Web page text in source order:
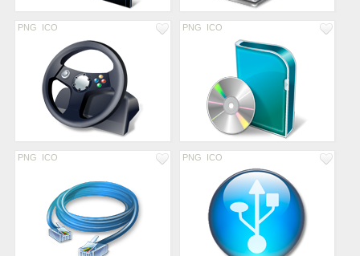
PNG ICO PNG ICO
PNG ICO PNG ICO